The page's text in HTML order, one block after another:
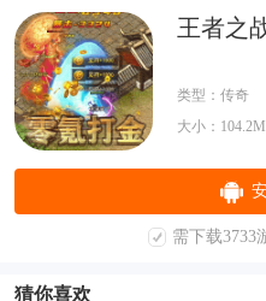
王者之
类型：传奇
大小：
需下载3733
猜你喜欢